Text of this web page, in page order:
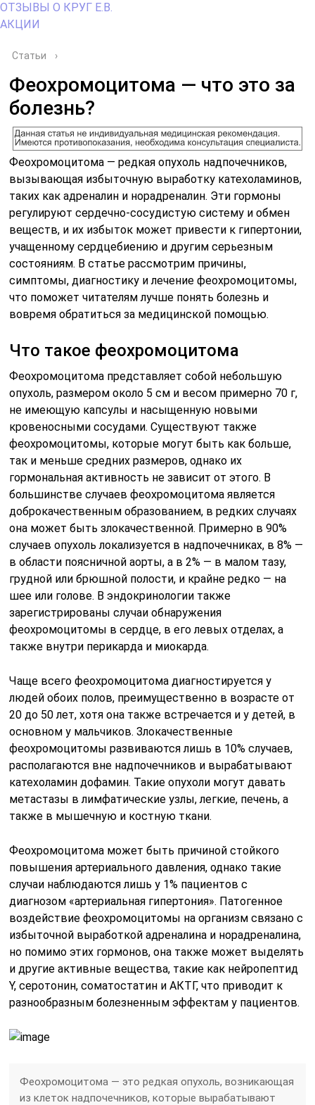
ОТЗЫВЫ О КРУГ Е.В.
АКЦИИ
Статьи ›
Феохромоцитома — что это за
болезнь?
Феохромоцитома — редкая опухоль надпочечников,
вызывающая избыточную выработку катехоламинов,
таких как адреналин и норадреналин. Эти гормоны
регулируют сердечно-сосудистую систему и обмен
веществ, и их избыток может привести к гипертонии,
учащенному сердцебиению и другим серьезным
состояниям. В статье рассмотрим причины,
симптомы, диагностику и лечение феохромоцитомы,
что поможет читателям лучше понять болезнь и
вовремя обратиться за медицинской помощью.
Что такое феохромоцитома
Феохромоцитома представляет собой небольшую
опухоль, размером около 5 см и весом примерно 70 г,
не имеющую капсулы и насыщенную новыми
кровеносными сосудами. Существуют также
феохромоцитомы, которые могут быть как больше,
так и меньше средних размеров, однако их
гормональная активность не зависит от этого. В
большинстве случаев феохромоцитома является
доброкачественным образованием, в редких случаях
она может быть злокачественной. Примерно в 90%
случаев опухоль локализуется в надпочечниках, в 8% —
в области поясничной аорты, а в 2% — в малом тазу,
грудной или брюшной полости, и крайне редко — на
шее или голове. В эндокринологии также
зарегистрированы случаи обнаружения
феохромоцитомы в сердце, в его левых отделах, а
также внутри перикарда и миокарда.
Чаще всего феохромоцитома диагностируется у
людей обоих полов, преимущественно в возрасте от
20 до 50 лет, хотя она также встречается и у детей, в
основном у мальчиков. Злокачественные
феохромоцитомы развиваются лишь в 10% случаев,
располагаются вне надпочечников и вырабатывают
катехоламин дофамин. Такие опухоли могут давать
метастазы в лимфатические узлы, легкие, печень, а
также в мышечную и костную ткани.
Феохромоцитома может быть причиной стойкого
повышения артериального давления, однако такие
случаи наблюдаются лишь у 1% пациентов с
диагнозом «артериальная гипертония». Патогенное
воздействие феохромоцитомы на организм связано с
избыточной выработкой адреналина и норадреналина,
но помимо этих гормонов, она также может выделять
и другие активные вещества, такие как нейропептид
Y, серотонин, соматостатин и АКТГ, что приводит к
разнообразным болезненным эффектам у пациентов.
Феохромоцитома — это редкая опухоль, возникающая
из клеток надпочечников, которые вырабатывают